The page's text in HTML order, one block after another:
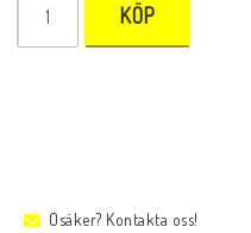
KÖP
Osäker? Kontakta oss!